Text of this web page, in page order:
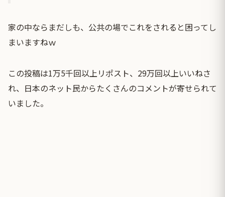
家の中ならまだしも、公共の場でこれをされると困ってし
まいますねｗ
この投稿は1万5千回以上リポスト、29万回以上いいねさ
れ、日本のネット民からたくさんのコメントが寄せられて
いました。